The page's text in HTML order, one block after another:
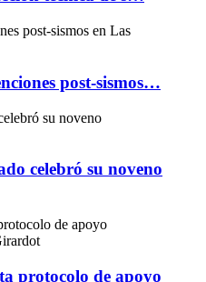
post-sismos…
celebró su noveno
protocolo de apoyo